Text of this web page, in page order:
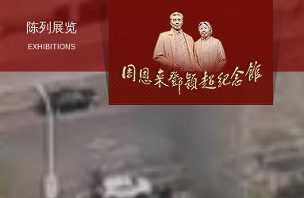
陈列展览
EXHIBITIONS